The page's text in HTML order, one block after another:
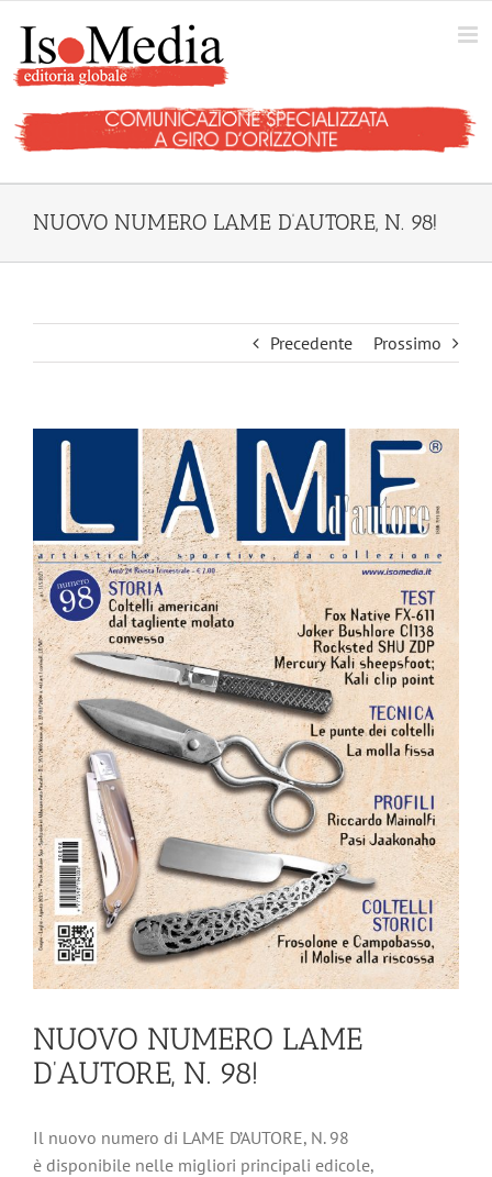
contenuto
NUOVO NUMERO LAME D’AUTORE, N. 98!
Precedente Prossimo
Ingrandisci
immagine
NUOVO NUMERO LAME
D’AUTORE, N. 98!
Il nuovo numero di LAME D’AUTORE, N. 98
è disponibile nelle migliori principali edicole,